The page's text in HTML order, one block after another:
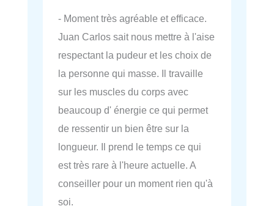
- Moment très agréable et efficace.
Juan Carlos sait nous mettre à l'aise
respectant la pudeur et les choix de
la personne qui masse. Il travaille
sur les muscles du corps avec
beaucoup d' énergie ce qui permet
de ressentir un bien être sur la
longueur. Il prend le temps ce qui
est très rare à l'heure actuelle. A
conseiller pour un moment rien qu'à
soi.